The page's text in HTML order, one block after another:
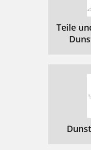
Teile